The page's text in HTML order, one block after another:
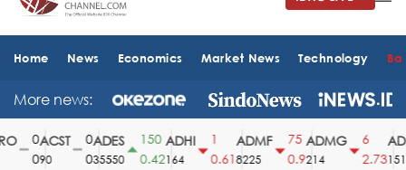
Home News Economics Market News Technology
More news:
ACST
90
ADES
35550
150
0.42
ADHI
164
0.61
ADMF
8225
75
0.9
ADMG
214
2.731510